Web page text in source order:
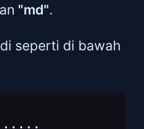
"md".
seperti di bawah